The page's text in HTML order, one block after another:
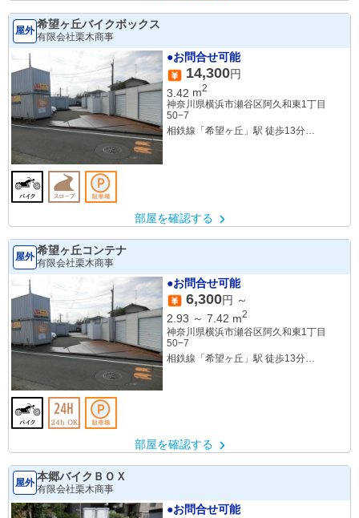
屋外 希望ヶ丘バイクボックス
有限会社栗木商事
●お問合せ可能
14,300円
3.42 m2
神奈川県横浜市瀬谷区阿久和東1丁目
50−7
相鉄線「希望ヶ丘」駅 徒歩13分
部屋を確認する
屋外 希望ヶ丘コンテナ
有限会社栗木商事
●お問合せ可能
6,300円 ～
2.93 ～ 7.42 m2
神奈川県横浜市瀬谷区阿久和東1丁目
50−7
相鉄線「希望ヶ丘」駅 徒歩13分
部屋を確認する
屋外 本郷バイクＢＯＸ
有限会社栗木商事
●お問合せ可能